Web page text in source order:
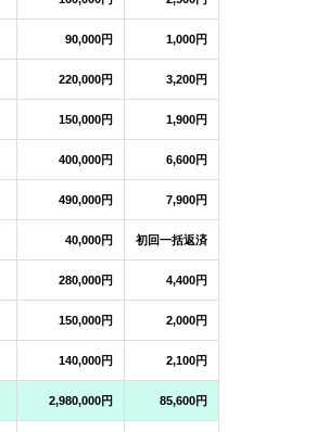
90,000円 1,000円
220,000円 3,200円
150,000円 1,900円
400,000円 6,600円
490,000円 7,900円
40,000円 初回一括返済
280,000円 4,400円
150,000円 2,000円
140,000円 2,100円
2,980,000円 85,600円